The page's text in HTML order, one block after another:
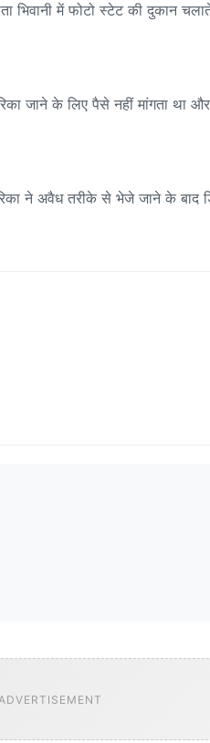
में फोटो स्टेट की दुकान
जाने के लिए पैसे नहीं मांगता था
ने अवैध तरीके से भेजे जाने के बाद
ADVERTISEMENT